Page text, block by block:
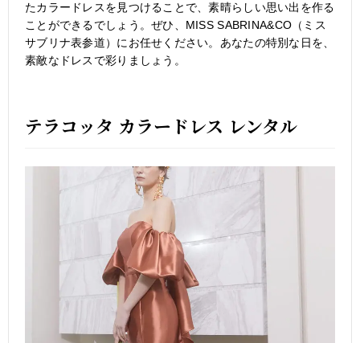
たカラードレスを見つけることで、素晴らしい思い出を作る
ことができるでしょう。ぜひ、MISS SABRINA&CO（ミス
サブリナ表参道）にお任せください。あなたの特別な日を、
素敵なドレスで彩りましょう。
テラコッタ カラードレス レンタル